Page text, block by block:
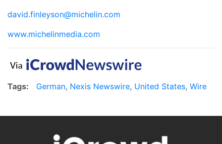
david.finleyson@michelin.com
www.michelinmedia.com
Tags: German, Nexis Newswire, United States, Wire